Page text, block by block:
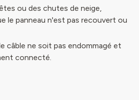
ou des chutes de neige,
le panneau n'est pas recouvert ou
câble ne soit pas endommagé et
connecté.